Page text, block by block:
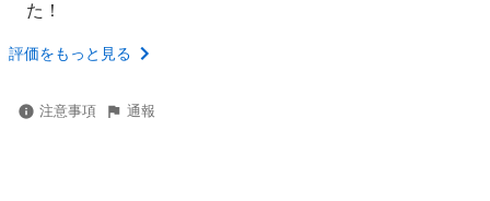
た！
評価をもっと見る
注意事項 通報